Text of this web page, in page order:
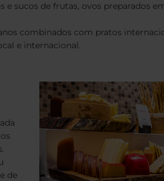
sucos de frutas, ovos preparados
combinados com pratos
e internacional.
de